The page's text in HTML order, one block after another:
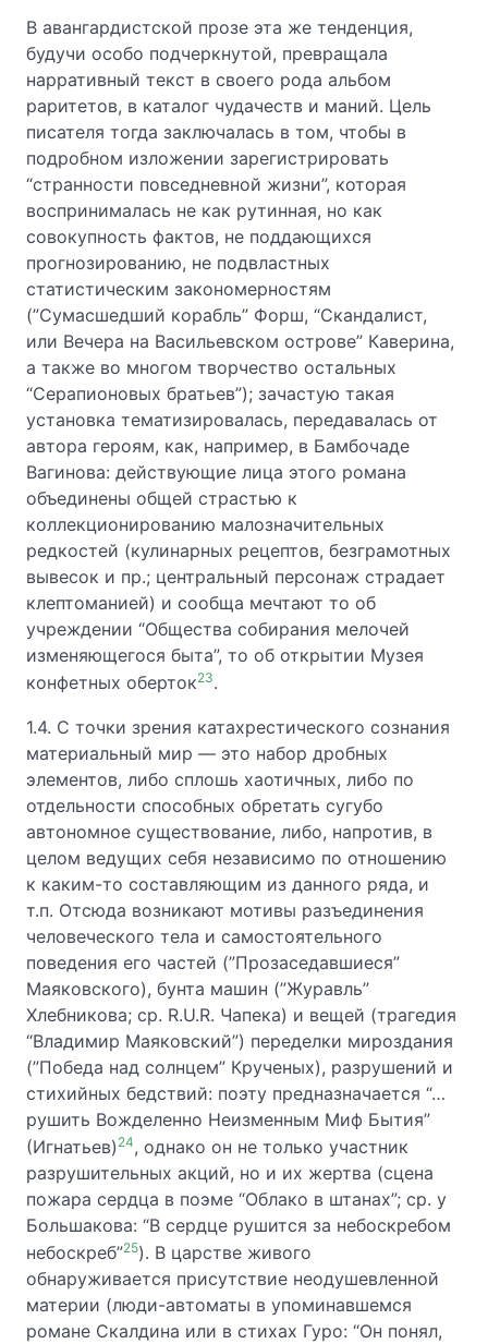
В авангардистской прозе эта же тенденция,
будучи особо подчеркнутой, превращала
нарративный текст в своего рода альбом
раритетов, в каталог чудачеств и маний. Цель
писателя тогда заключалась в том, чтобы в
подробном изложении зарегистрировать
“странности повседневной жизни”, которая
воспринималась не как рутинная, но как
совокупность фактов, не поддающихся
прогнозированию, не подвластных
статистическим закономерностям
(”Сумасшедший корабль” Форш, “Скандалист,
или Вечера на Васильевском острове” Каверина,
а также во многом творчество остальных
“Серапионовых братьев”); зачастую такая
установка тематизировалась, передавалась от
автора героям, как, например, в Бамбочаде
Вагинова: действующие лица этого романа
объединены общей страстью к
коллекционированию малозначительных
редкостей (кулинарных рецептов, безграмотных
вывесок и пр.; центральный персонаж страдает
клептоманией) и сообща мечтают то об
учреждении “Общества собирания мелочей
изменяющегося быта”, то об открытии Музея
конфетных оберток23.
1.4. С точки зрения катахрестического сознания
материальный мир — это набор дробных
элементов, либо сплошь хаотичных, либо по
отдельности способных обретать сугубо
автономное существование, либо, напротив, в
целом ведущих себя независимо по отношению
к каким-то составляющим из данного ряда, и
т.п. Отсюда возникают мотивы разъединения
человеческого тела и самостоятельного
поведения его частей (”Прозаседавшиеся”
Маяковского), бунта машин (”Журавль”
Хлебникова; ср. R.U.R. Чапека) и вещей (трагедия
“Владимир Маяковский”) переделки мироздания
(”Победа над солнцем” Крученых), разрушений и
стихийных бедствий: поэту предназначается “…
рушить Вожделенно Неизменным Миф Бытия”
(Игнатьев) 24, однако он не только участник
разрушительных акций, но и их жертва (сцена
пожара сердца в поэме “Облако в штанах”; ср. у
Большакова: “В сердце рушится за небоскребом
небоскреб”25). В царстве живого
обнаруживается присутствие неодушевленной
материи (люди-автоматы в упоминавшемся
романе Скалдина или в стихах Гуро: “Он понял,